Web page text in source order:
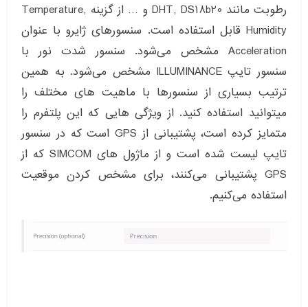
رطوبت مانند DHT, DS18b20 و … از گزینه Temperature,
Humidity قابل استفاده است. سنسورهای ژایرو با عنوان
Acceleration مشخص می‌شود. سنسور شدت نور با
سنسور تایپ ILLUMINANCE مشخص می‌شود. به همین
ترتیب بسیاری از سنسورها با ماهیت های مختلف را
میتوانید استفاده کنید. از ویژگی هایی که این پلتفرم را
متمایز کرده است، پشتیبانی از GPS است که در سنسور
تایپ لیست شده است و از ماژول های SIMCOM که از
GPS پشتیبانی می‌کنند، برای مشخص کردن موقعیت
استفاده می‌کنیم.